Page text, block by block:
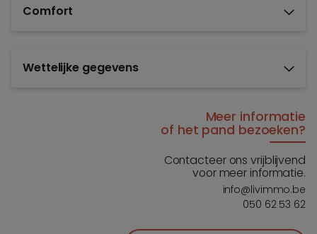
Comfort
Wettelijke gegevens
Meer informatie
of het pand bezoeken?
Contacteer ons vrijblijvend
voor meer informatie.
info@livimmo.be
050 62 53 62